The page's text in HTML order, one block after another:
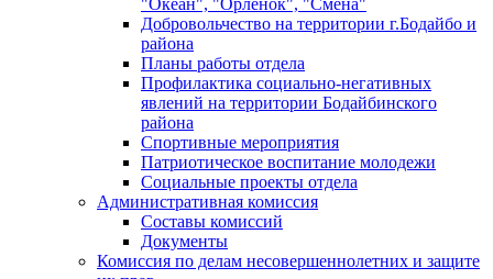
"Океан", "Орленок", "Смена"
Добровольчество на территории г.Бодайбо и
района
Планы работы отдела
Профилактика социально-негативных
явлений на территории Бодайбинского
района
Спортивные мероприятия
Патриотическое воспитание молодежи
Социальные проекты отдела
Административная комиссия
Составы комиссий
Документы
Комиссия по делам несовершеннолетних и защите